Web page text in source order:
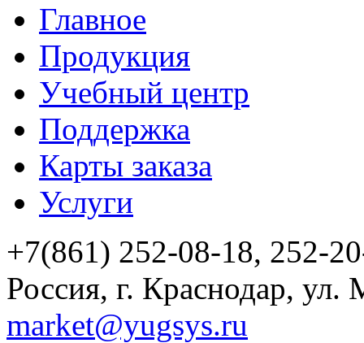
Главное
Продукция
Учебный центр
Поддержка
Карты заказа
Услуги
+7(861) 252-08-18, 252-
Россия, г. Краснодар, ул.
market@yugsys.ru